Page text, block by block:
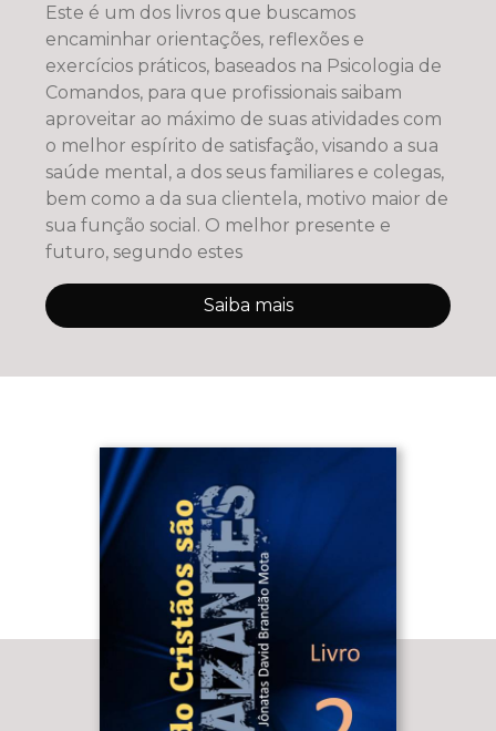
Este é um dos livros que buscamos
encaminhar orientações, reflexões e
exercícios práticos, baseados na Psicologia de
Comandos, para que profissionais saibam
aproveitar ao máximo de suas atividades com
o melhor espírito de satisfação, visando a sua
saúde mental, a dos seus familiares e colegas,
bem como a da sua clientela, motivo maior de
sua função social. O melhor presente e
futuro, segundo estes
Saiba mais